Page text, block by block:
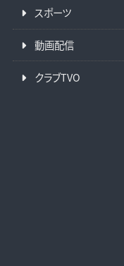
スポーツ
動画配信
クラブTVO